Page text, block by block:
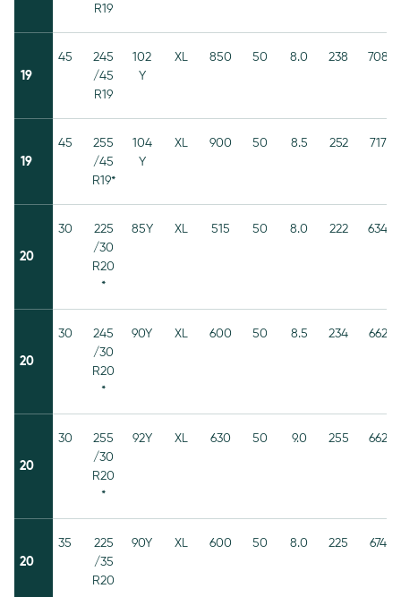
R19
19
45
245
/45
R19
102
Y
XL 850 50 8.0 238 708
19
45
255
/45
R19*
104
Y
XL 900 50 8.5 252 717
20
30
225
/30
R20
*
85Y XL 515 50 8.0 222 634
20
30
245
/30
R20
*
90Y XL 600 50 8.5 234 662
20
30
255
/30
R20
*
92Y XL 630 50 9.0 255 662
20
35
225
/35
R20
90Y XL 600 50 8.0 225 674